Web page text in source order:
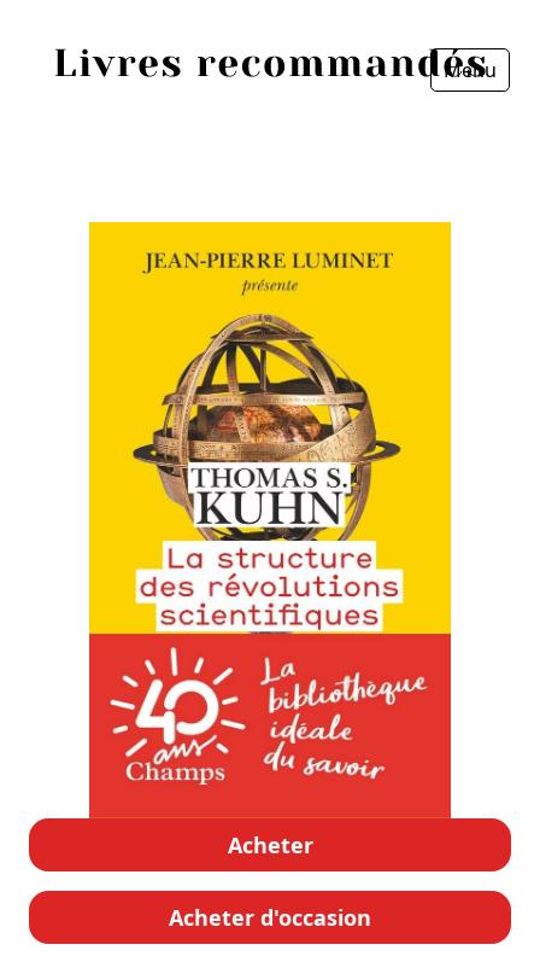
Menu
Acheter
Acheter d'occasion
Livres les plus recommandés
Prix littéraires
Fermer